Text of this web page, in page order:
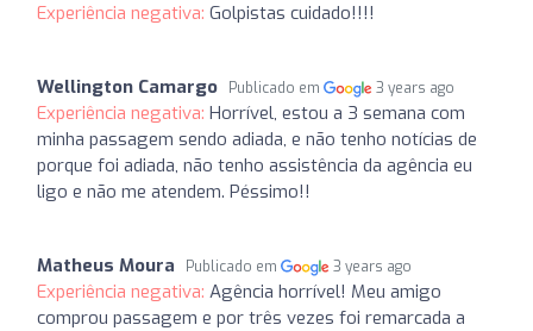
Experiência negativa: Golpistas cuidado!!!!
Wellington Camargo Publicado em 3 years ago
Experiência negativa: Horrível, estou a 3 semana com
minha passagem sendo adiada, e não tenho notícias de
porque foi adiada, não tenho assistência da agência eu
ligo e não me atendem. Péssimo!!
Matheus Moura Publicado em 3 years ago
Experiência negativa: Agência horrível! Meu amigo
comprou passagem e por três vezes foi remarcada a